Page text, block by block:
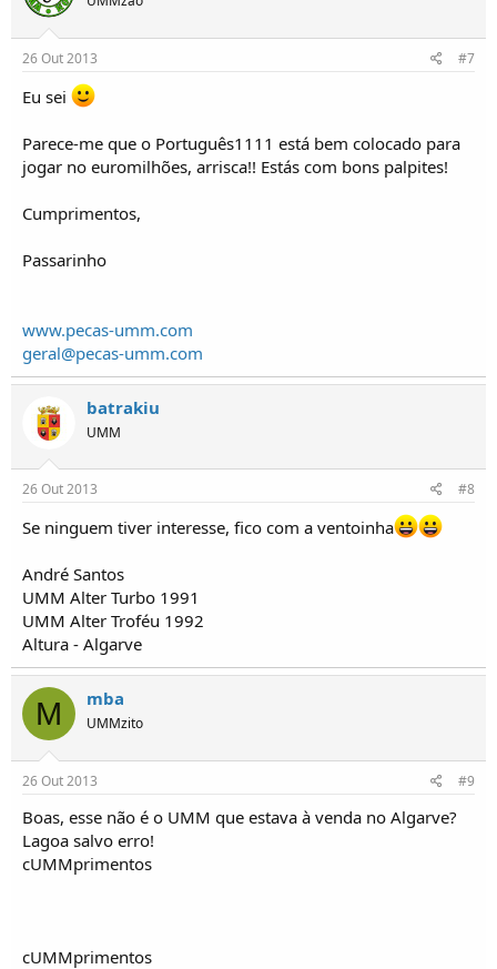
26 Out 2013 #7
Eu sei
Parece-me que o Português1111 está bem colocado para
jogar no euromilhões, arrisca!! Estás com bons palpites!
Cumprimentos,
Passarinho
www.pecas-umm.com
geral@pecas-umm.com
batrakiu
UMM
26 Out 2013 #8
Se ninguem tiver interesse, fico com a ventoinha
André Santos
UMM Alter Turbo 1991
UMM Alter Troféu 1992
Altura - Algarve
M mba
UMMzito
26 Out 2013 #9
Boas, esse não é o UMM que estava à venda no Algarve?
Lagoa salvo erro!
cUMMprimentos
cUMMprimentos